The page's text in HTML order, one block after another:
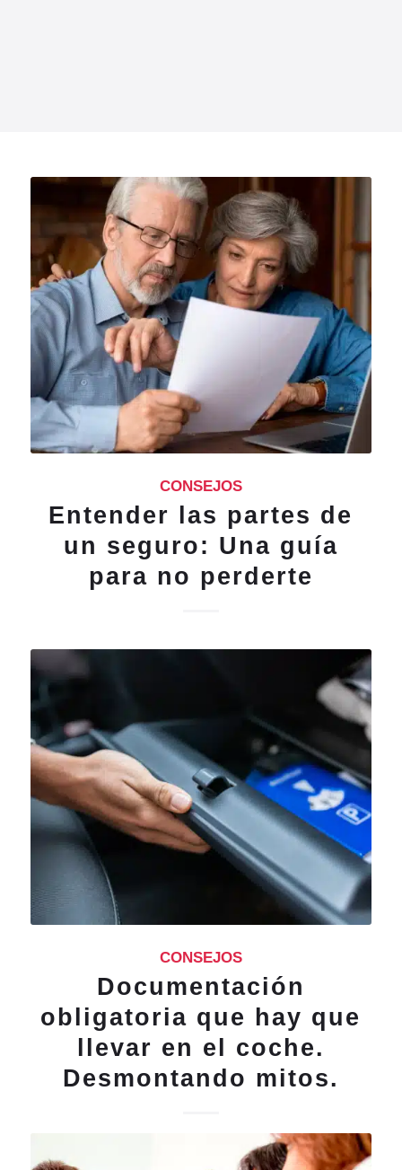
CONSEJOS
Entender las partes de
un seguro: Una guía
para no perderte
CONSEJOS
Documentación
obligatoria que hay que
llevar en el coche.
Desmontando mitos.